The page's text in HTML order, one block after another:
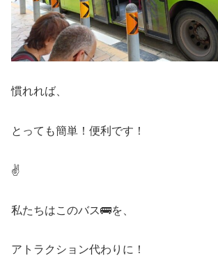
慣れれば、
とっても簡単！便利です！
✌️
私たちはこのバス🚌を、
アトラクション代わりに！